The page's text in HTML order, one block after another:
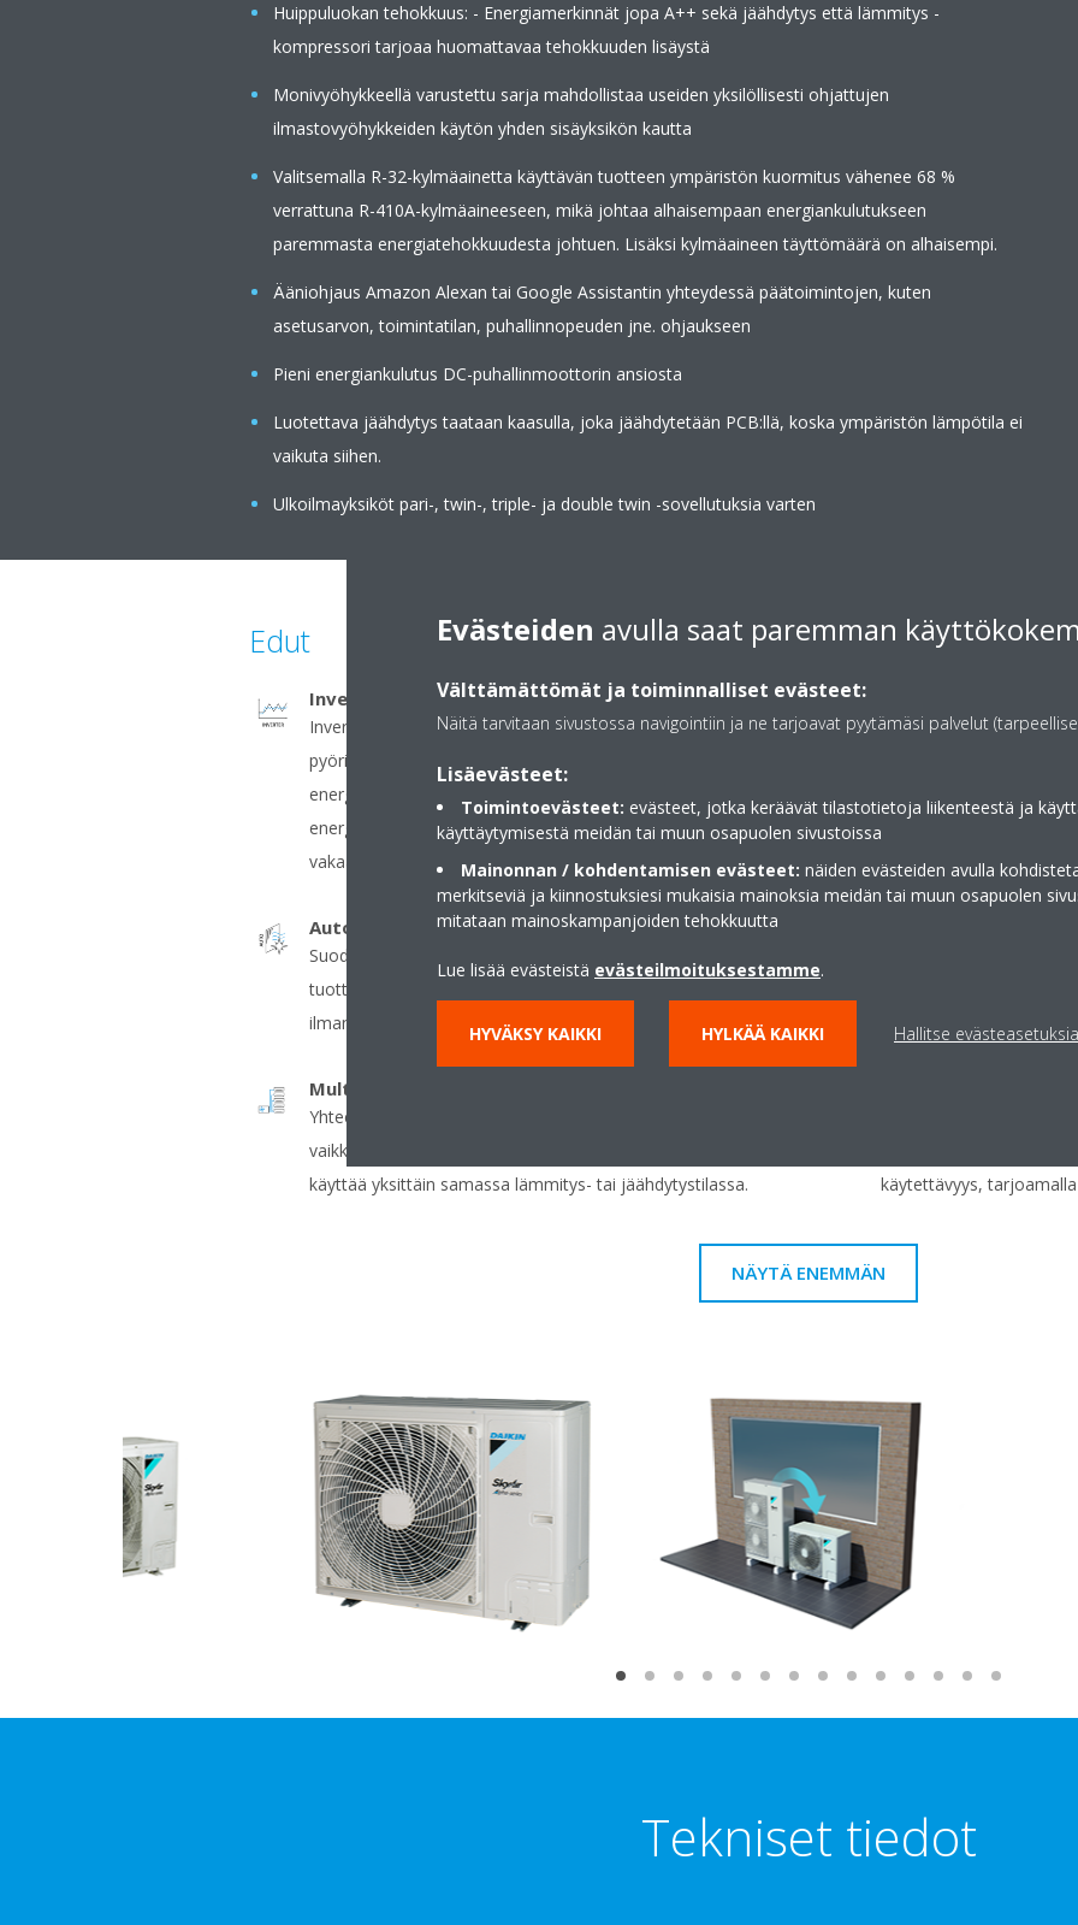
Huippuluokan tehokkuus: - Energiamerkinnät jopa A++ sekä jäähdytys että lämmitys -
kompressori tarjoaa huomattavaa tehokkuuden lisäystä
Monivyöhykkeellä varustettu sarja mahdollistaa useiden yksilöllisesti ohjattujen
ilmastovyöhykkeiden käytön yhden sisäyksikön kautta
Valitsemalla R-32-kylmäainetta käyttävän tuotteen ympäristön kuormitus vähenee 68 %
verrattuna R-410A-kylmäaineeseen, mikä johtaa alhaisempaan energiankulutukseen
paremmasta energiatehokkuudesta johtuen. Lisäksi kylmäaineen täyttömäärä on alhaisempi.
Ääniohjaus Amazon Alexan tai Google Assistantin yhteydessä päätoimintojen, kuten
asetusarvon, toimintatilan, puhallinnopeuden jne. ohjaukseen
Pieni energiankulutus DC-puhallinmoottorin ansiosta
Luotettava jäähdytys taataan kaasulla, joka jäähdytetään PCB:llä, koska ympäristön lämpötila ei
vaikuta siihen.
Ulkoilmayksiköt pari-, twin-, triple- ja double twin -sovellutuksia varten
Edut
Invertteri
Invertteriohjattu kompressori säätää jatkuvasti kompressorin
pyörintänopeutta lämmitystarpeen mukaan. Vähentämällä
energiaa kuluttavia käynnistyksiä ja pysäytyksiä
energiankulutus vähenee (jopa 30 %) ja lämpötila pysyy
vakaana.
Automaattinen
välillä
Lämmitys tai jäähdytys
Automaattisesti puhdistuva suodatin
Suodatin puhdistuu automaattisesti. Ylläpidon helppous
tuottaa ihanteellisen energiatehokkuuden ja mukavuuden
ilman aikaa vieviä huoltotoimenpiteitä.
Suodatin puhdistaa
Ylläpidon helppous
ja mukavuuden ilman
Multi-järjestelmä
Yhteen ulkoyksikköön voidaan kytkeä jopa 5 sisäyksikköä,
vaikka nämä olisivat eri tehoisia. Kaikkia sisäyksiköitä voidaan
käyttää yksittäin samassa lämmitys- tai jäähdytystilassa.
Poista luotettavasti,
palvelinlaitteiston
käytettävyys,
NÄYTÄ ENEMMÄN
Tekniset tiedot
Evästeiden avulla saat paremman
Välttämättömät ja toiminnalliset evästeet:
Näitä tarvitaan sivustossa navigointiin ja ne tarjoavat pyytämäsi palvelut
Lisäevästeet:
Toimintoevästeet: evästeet, jotka keräävät tilastotietoja liikenteestä ja
käyttäytymisestä meidän tai muun osapuolen sivustoissa
Mainonnan / kohdentamisen evästeet: näiden evästeiden avulla
merkitseviä ja kiinnostuksiesi mukaisia mainoksia meidän tai muun osapuolen
mitataan mainoskampanjoiden tehokkuutta
Lue lisää evästeistä evästeilmoituksestamme.
HYVÄKSY KAIKKI HYLKÄÄ KAIKKI Hallitse evästeasetuksia